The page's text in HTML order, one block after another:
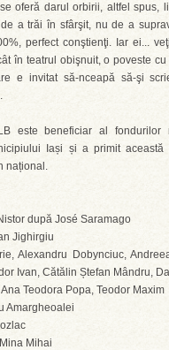
oferă darul orbirii, altfel spus,
a trăi în sfârşit, nu de a
perfect conştienţi. Iar ei...
în teatrul obişnuit, o poveste
e invitat să-nceapă să-şi
este beneficiar al fondurilor
Iași și a primit această
național.
după José Saramago
Jighirgiu
Alexandru Dobynciuc,
Ivan, Cătălin Ștefan Mândru,
Teodora Popa, Teodor Maxim
Amargheoalei
Mihai